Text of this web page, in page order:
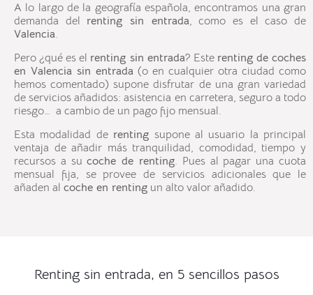
A lo largo de la geografía española, encontramos una gran
demanda del renting sin entrada, como es el caso de
Valencia.
Pero ¿qué es el renting sin entrada? Este renting de coches
en Valencia sin entrada (o en cualquier otra ciudad como
hemos comentado) supone disfrutar de una gran variedad
de servicios añadidos: asistencia en carretera, seguro a todo
riesgo… a cambio de un pago fijo mensual.
Esta modalidad de renting supone al usuario la principal
ventaja de añadir más tranquilidad, comodidad, tiempo y
recursos a sucoche de renting. Pues al pagar una cuota
mensual fija, se provee de servicios adicionales que le
añaden al coche en renting un alto valor añadido.
Renting sin entrada, en 5 sencillos pasos